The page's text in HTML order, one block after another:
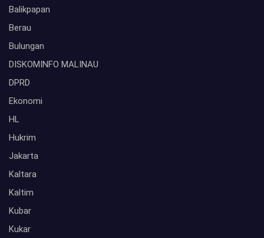
Balikpapan
Berau
Bulungan
DISKOMINFO MALINAU
DPRD
Ekonomi
HL
Hukrim
Jakarta
Kaltara
Kaltim
Kubar
Kukar